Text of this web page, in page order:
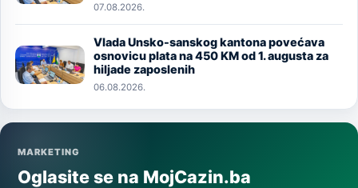
07.08.2026.
Image
Vlada Unsko-sanskog kantona povećava
osnovicu plata na 450 KM od 1. augusta za
hiljade zaposlenih
06.08.2026.
MARKETING
Oglasite se na MojCazin.ba